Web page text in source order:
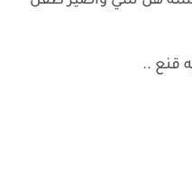
قنع ..